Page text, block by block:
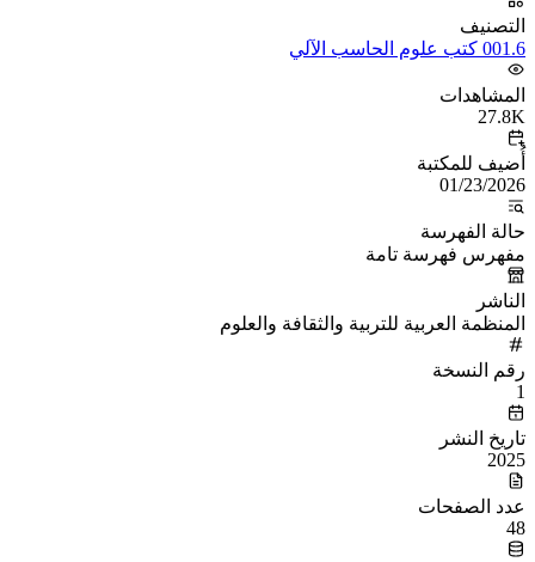
التصنيف
001.6 كتب علوم الحاسب الآلي
المشاهدات
27.8K
أُضيف للمكتبة
01/23/2026
حالة الفهرسة
مفهرس فهرسة تامة
الناشر
المنظمة العربية للتربية والثقافة والعلوم
رقم النسخة
1
تاريخ النشر
2025
عدد الصفحات
48